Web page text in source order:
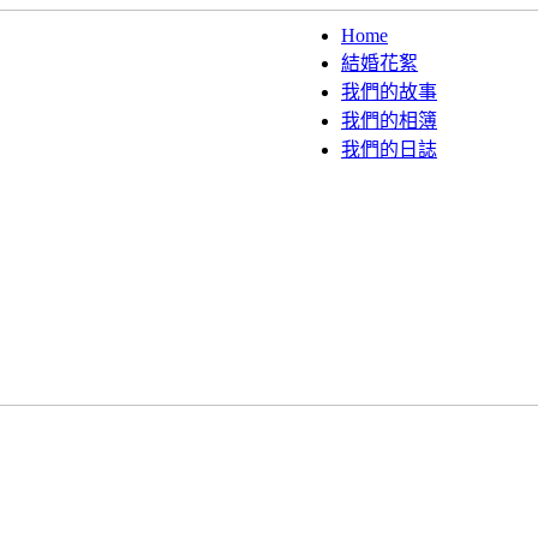
Home
結婚花絮
我們的故事
我們的相簿
我們的日誌